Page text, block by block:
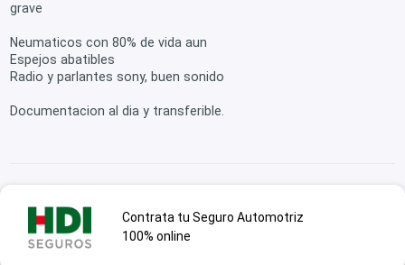
grave
Neumaticos con 80% de vida aun
Espejos abatibles
Radio y parlantes sony, buen sonido
Documentacion al dia y transferible.
Contrata tu Seguro Automotriz
100% online